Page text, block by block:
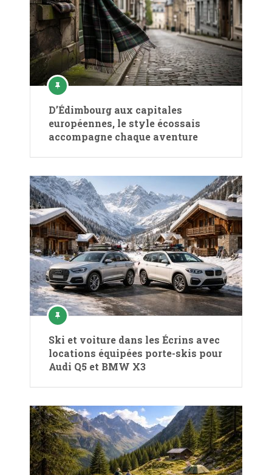
D’Édimbourg aux capitales
européennes, le style écossais
accompagne chaque aventure
Ski et voiture dans les Écrins avec
locations équipées porte-skis pour
Audi Q5 et BMW X3